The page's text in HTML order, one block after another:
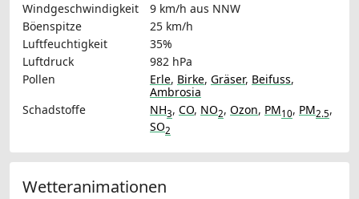
Windgeschwindigkeit
9 km/h aus NNW
Böenspitze
25 km/h
Luftfeuchtigkeit
35%
Luftdruck
982 hPa
Pollen
Erle, Birke, Gräser, Beifuss,
Ambrosia
Schadstoffe
NH3, CO, NO2, Ozon, PM10, PM2.5,
SO2
Wetteranimationen